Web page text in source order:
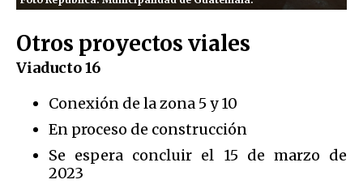
Otros proyectos viales
Viaducto 16
Conexión de la zona 5 y 10
En proceso de construcción
Se espera concluir el 15 de marzo de
2023